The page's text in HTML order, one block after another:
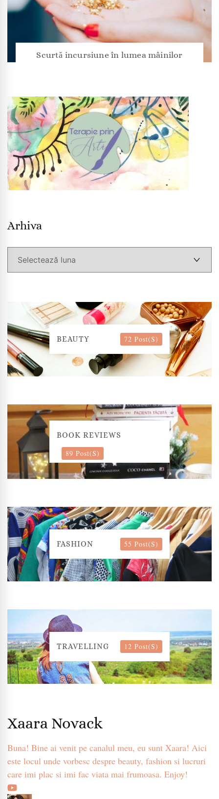
Scurtă incursiune în lumea mâinilor
Arhiva
BEAUTY 72 Post(s)
BOOK REVIEWS
89 Post(s)
FASHION 55 Post(s)
TRAVELLING 12 Post(s)
Xaara Novack
Buna! Bine ai venit pe canalul meu, eu sunt Xaara! Aici
este locul unde vorbesc despre beauty, fashion si lucruri
care imi plac si imi fac viata mai frumoasa. Enjoy!